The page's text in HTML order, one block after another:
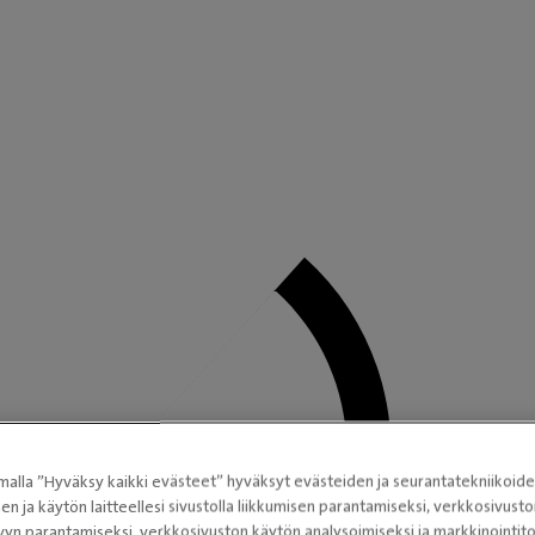
”Hyväksy kaikki evästeet” hyväksyt evästeiden ja
ja käytön laitteellesi sivustolla liikkumisen parantamiseksi,